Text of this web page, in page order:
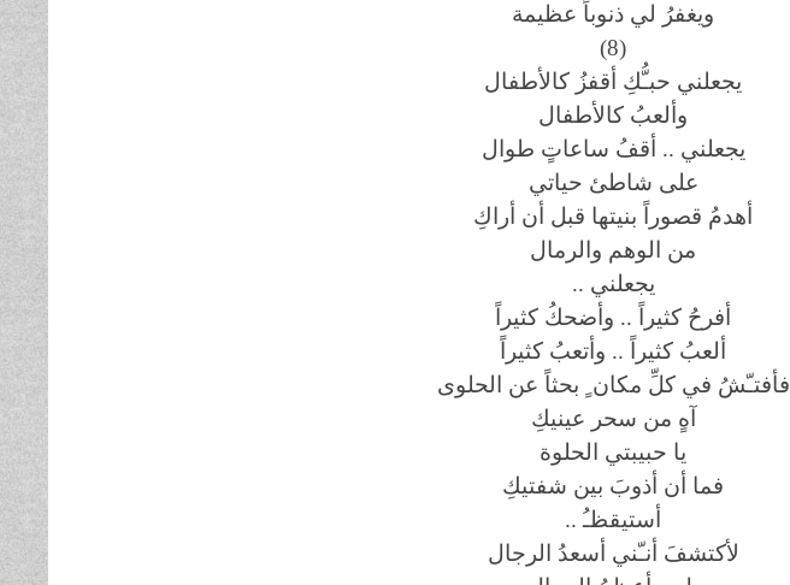
ويغفرُ لي ذنوباً عظيمة
(8)
يجعلني حبـُّكِ أقفزُ كالأطفال
وألعبُ كالأطفال
يجعلني .. أقفُ ساعاتٍ طوال
على شاطئ حياتي
أهدمُ قصوراً بنيتها قبل أن أراكِ
من الوهم والرمال
يجعلني ..
أفرحُ كثيراً .. وأضحكُ كثيراً
ألعبُ كثيراً .. وأتعبُ كثيراً
فأفتـّشُ في كلِّ مكان ٍ بحثاً عن الحلوى
آهٍ من سحر عينيكِ
يا حبيبتي الحلوة
فما أن أذوبَ بين شفتيكِ
أستيقظـُ ..
لأكتشفَ أنـّني أسعدُ الرجال